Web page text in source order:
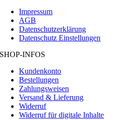
Impressum
AGB
Datenschutzerklärung
Datenschutz Einstellungen
SHOP-INFOS
Kundenkonto
Bestellungen
Zahlungsweisen
Versand & Lieferung
Widerruf
Widerruf für digitale Inhalte